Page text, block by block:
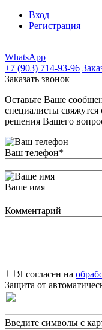
Вход
Регистрация
WhatsApp
+7 (903) 714-93-96
Заказать звонок
Оставьте Ваше
специалисты
решения Вашего
Ваш телефон*
Ваше имя
Комментарий
Я согласен на
Защита от
Введите символы с